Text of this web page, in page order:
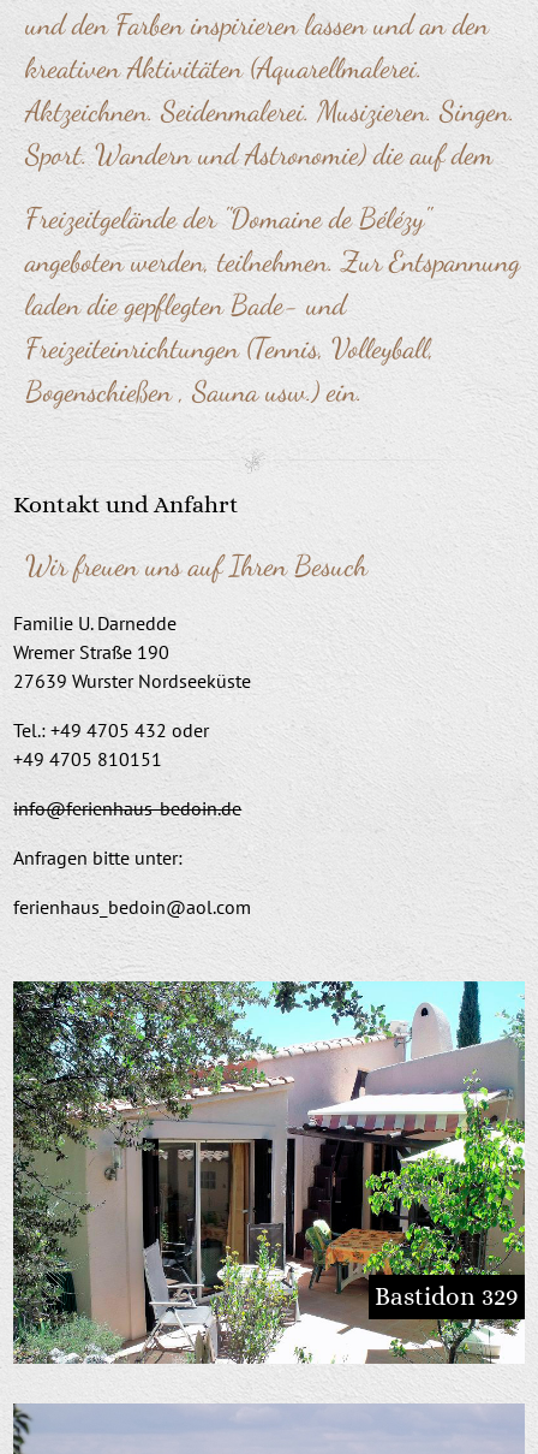
und den Farben inspirieren lassen und an den
kreativen Aktivitäten (Aquarellmalerei.
Aktzeichnen. Seidenmalerei. Musizieren. Singen.
Sport. Wandern und Astronomie) die auf dem
Freizeitgelände der "Domaine de Bélézy"
angeboten werden, teilnehmen. Zur Entspannung
laden die gepflegten Bade- und
Freizeiteinrichtungen (Tennis, Volleyball,
Bogenschießen , Sauna usw.) ein.
Kontakt und Anfahrt
Wir freuen uns auf Ihren Besuch
Familie U. Darnedde
Wremer Straße 190
27639 Wurster Nordseeküste
Tel.: +49 4705 432 oder
+49 4705 810151
info@ferienhaus-bedoin.de
Anfragen bitte unter:
ferienhaus_bedoin@aol.com
Bastidon 329